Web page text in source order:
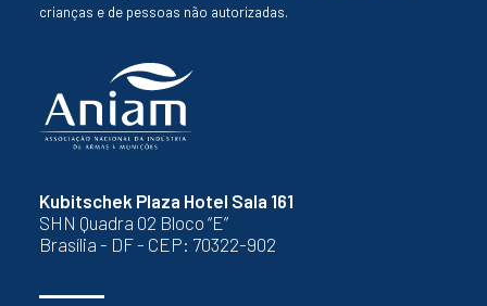
Kubitschek Plaza Hotel Sala 161
SHN Quadra 02 Bloco “E”
Brasília - DF - CEP: 70322-902
crianças e de pessoas não autorizadas.